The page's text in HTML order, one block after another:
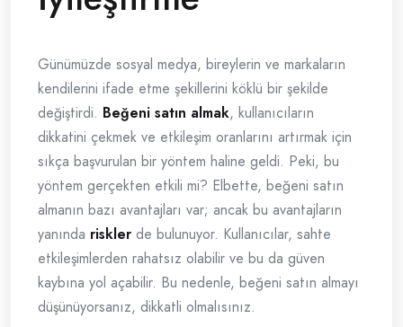
Günümüzde sosyal medya, bireylerin ve markaların
kendilerini ifade etme şekillerini köklü bir şekilde
değiştirdi. Beğeni satın almak, kullanıcıların
dikkatini çekmek ve etkileşim oranlarını artırmak için
sıkça başvurulan bir yöntem haline geldi. Peki, bu
yöntem gerçekten etkili mi? Elbette, beğeni satın
almanın bazı avantajları var; ancak bu avantajların
yanında riskler de bulunuyor. Kullanıcılar, sahte
etkileşimlerden rahatsız olabilir ve bu da güven
kaybına yol açabilir. Bu nedenle, beğeni satın almayı
düşünüyorsanız, dikkatli olmalısınız.